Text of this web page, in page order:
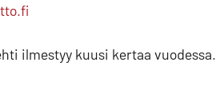
ilmestyy kuusi kertaa vuodessa.